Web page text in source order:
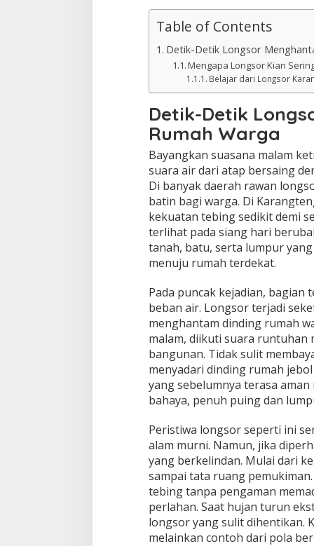
Table of Contents
Detik-Detik Longsor
Mengapa Longsor Kian
Belajar dari Longsor
Detik-Detik
Rumah Warga
Bayangkan suasana malam
suara air dari atap bersaing
Di banyak daerah rawan
batin bagi warga. Di
kekuatan tebing sedikit demi
terlihat pada siang hari
tanah, batu, serta lumpur
menuju rumah terdekat.
Pada puncak kejadian, bagian
beban air. Longsor terjadi
menghantam dinding rumah
malam, diikuti suara runtuhan
bangunan. Tidak sulit
menyadari dinding rumah
yang sebelumnya terasa
bahaya, penuh puing dan
Peristiwa longsor seperti ini
alam murni. Namun, jika
yang berkelindan. Mulai dari
sampai tata ruang
tebing tanpa pengaman
perlahan. Saat hujan turun
longsor yang sulit dihentikan.
melainkan contoh dari pola